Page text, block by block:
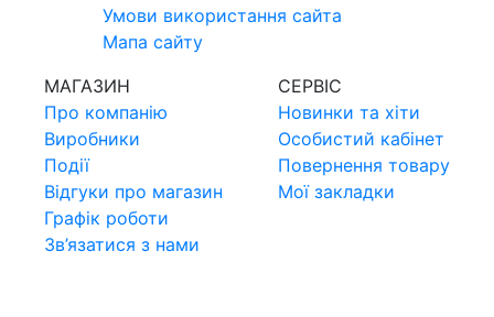
Умови використання сайта
Мапа сайту
МАГАЗИН
Про компанiю
Виробники
Події
Відгуки про магазин
Графік роботи
Зв’язатися з нами
СЕРВIС
Новинки та хiти
Особистий кабінет
Повернення товару
Мої закладки